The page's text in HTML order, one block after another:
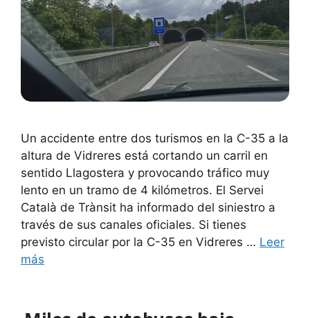
Un accidente entre dos turismos en la C-35 a la
altura de Vidreres está cortando un carril en
sentido Llagostera y provocando tráfico muy
lento en un tramo de 4 kilómetros. El Servei
Català de Trànsit ha informado del siniestro a
través de sus canales oficiales. Si tienes
previsto circular por la C-35 en Vidreres … Leer
más